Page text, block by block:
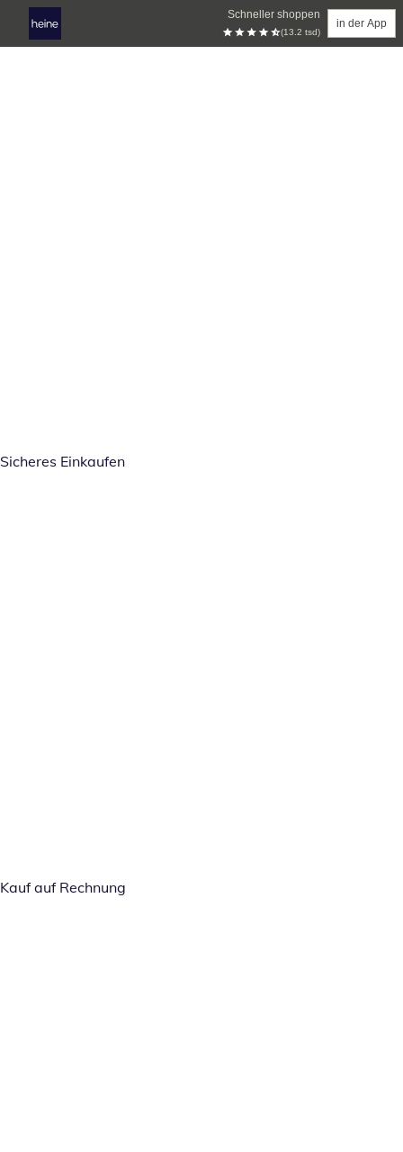
Schneller shoppen
(13.2 tsd)
in der App
Sicheres Einkaufen
Kauf auf Rechnung